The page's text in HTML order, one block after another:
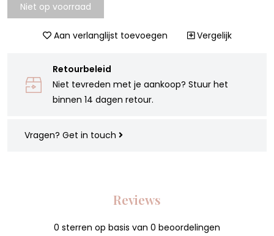
Niet op voorraad
Aan verlanglijst toevoegen Vergelijk
Retourbeleid
Niet tevreden met je aankoop? Stuur het
binnen 14 dagen retour.
Vragen? Get in touch
Reviews
0 sterren op basis van 0 beoordelingen